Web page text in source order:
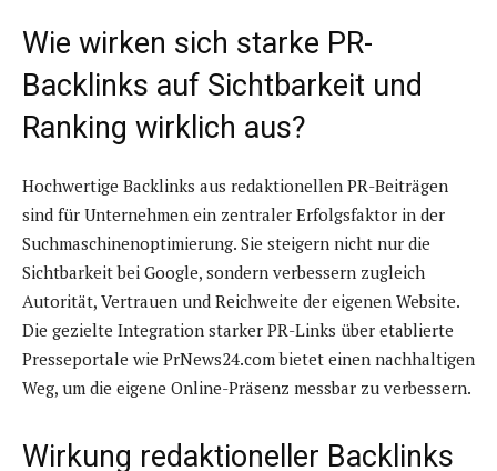
Wie wirken sich starke PR-
Backlinks auf Sichtbarkeit und
Ranking wirklich aus?
Hochwertige Backlinks aus redaktionellen PR-Beiträgen
sind für Unternehmen ein zentraler Erfolgsfaktor in der
Suchmaschinenoptimierung. Sie steigern nicht nur die
Sichtbarkeit bei Google, sondern verbessern zugleich
Autorität, Vertrauen und Reichweite der eigenen Website.
Die gezielte Integration starker PR-Links über etablierte
Presseportale wie PrNews24.com bietet einen nachhaltigen
Weg, um die eigene Online-Präsenz messbar zu verbessern.
Wirkung redaktioneller Backlinks